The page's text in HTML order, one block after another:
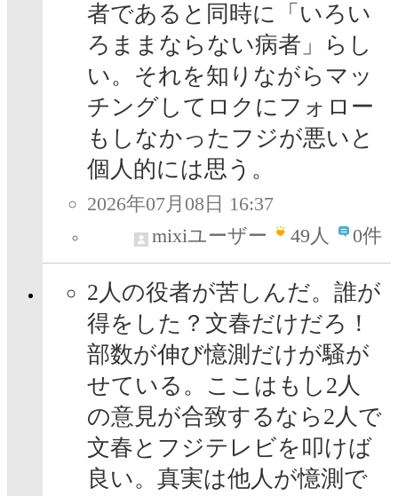
者であると同時に「いろい
ろままならない病者」らし
い。それを知りながらマッ
チングしてロクにフォロー
もしなかったフジが悪いと
個人的には思う。
2026年07月08日 16:37
mixiユーザー
49人 0件
2人の役者が苦しんだ。誰が
得をした？文春だけだろ！
部数が伸び憶測だけが騒が
せている。ここはもし2人
の意見が合致するなら2人で
文春とフジテレビを叩けば
良い。真実は他人が憶測で